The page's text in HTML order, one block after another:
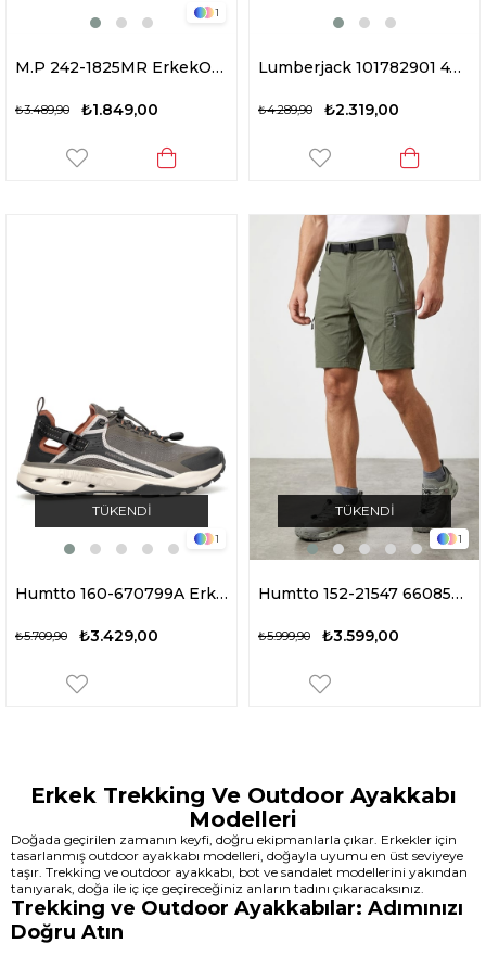
1
M.P 242-1825MR ErkekOutdoor Ayakkabı Füme
₺1.849,00
₺3.489,90
Lumberjack 101782901 4W Star 4PR Erkek Outdoor Ayakkabı Gri
₺2.319,00
₺4.289,90
TÜKENDI
1
Humtto 160-670799A Erkek Trekking Ve Outdoor Ayakkabı Yeşil
₺3.429,00
₺5.709,90
TÜKENDI
1
Humtto 152-21547 660859A Erkek Outdoor Ayakkabı Haki
₺3.599,00
₺5.999,90
Erkek Trekking Ve Outdoor Ayakkabı
Modelleri
Doğada geçirilen zamanın keyfi, doğru ekipmanlarla çıkar. Erkekler için
tasarlanmış outdoor ayakkabı modelleri, doğayla uyumu en üst seviyeye
taşır. Trekking ve outdoor ayakkabı, bot ve sandalet modellerini yakından
tanıyarak, doğa ile iç içe geçireceğiniz anların tadını çıkaracaksınız.
Trekking ve Outdoor Ayakkabılar: Adımınızı
Doğru Atın